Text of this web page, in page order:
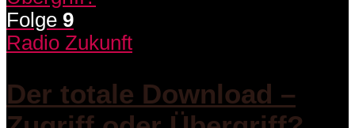
Folge 9
Radio Zukunft
Der totale Download –